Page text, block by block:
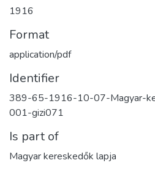
1916
Format
application/pdf
Identifier
389-65-1916-10-07-Magyar-
001-gizi071
Is part of
Magyar kereskedők lapja